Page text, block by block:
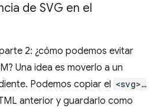
de SVG en el
2: ¿cómo podemos evitar
Una idea es moverlo a un
Podemos copiar el <svg>…
anterior y guardarlo como